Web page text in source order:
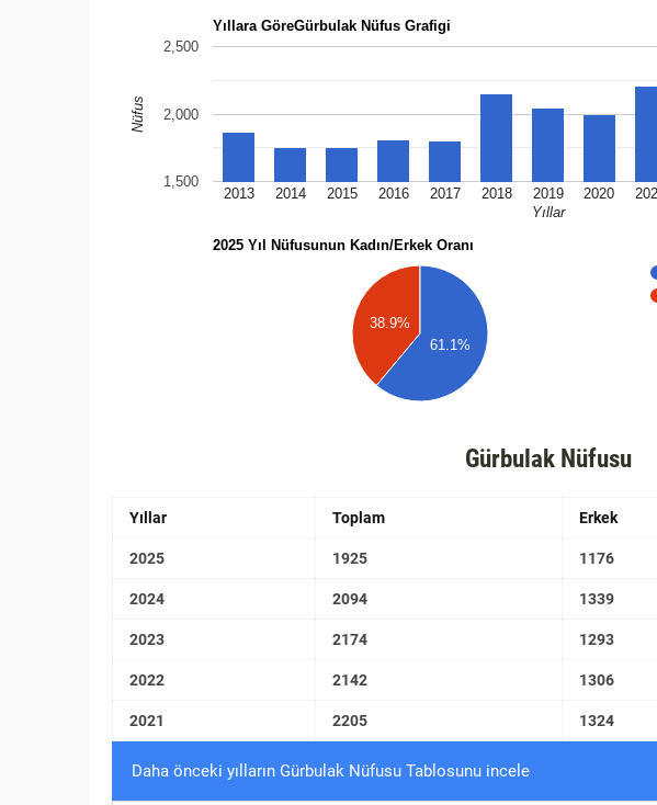
Yıllara GöreGürbulak Nüfus Grafigi
2013 2014 2015 2016 2017 2018 2019 2020
1,500
2,000
2,500
Yıllar
Nüfus
2025 Yıl Nüfusunun Kadın/Erkek Oranı
38.9%
61.1%
Gürbulak Nüfusu
Yıllar Toplam Erkek
2025 1925 1176
2024 2094 1339
2023 2174 1293
2022 2142 1306
2021 2205 1324
Daha önceki yılların Gürbulak Nüfusu Tablosunu incele